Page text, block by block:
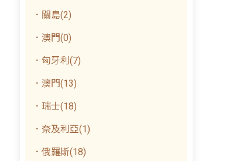
．關島(2)
．澳門(0)
．匈牙利(7)
．澳門(13)
．瑞士(18)
．奈及利亞(1)
．俄羅斯(18)